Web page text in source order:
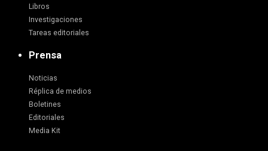
Libros
Investigaciones
Tareas editoriales
Prensa
Noticias
Réplica de medios
Boletines
Editoriales
Media Kit